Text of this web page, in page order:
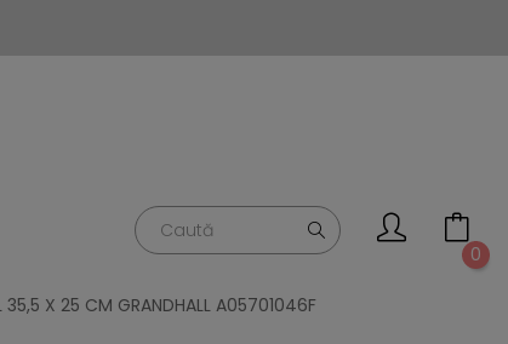
0
35,5 X 25 CM GRANDHALL A05701046F